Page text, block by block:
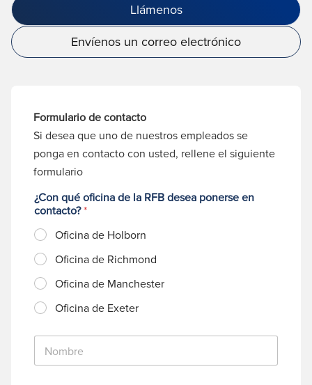
Llámenos
Envíenos un correo electrónico
Formulario de contacto
Si desea que uno de nuestros empleados se
ponga en contacto con usted, rellene el siguiente
formulario
¿Con qué oficina de la RFB desea ponerse en
contacto?*
Oficina de Holborn
Oficina de Richmond
Oficina de Manchester
Oficina de Exeter
N
m